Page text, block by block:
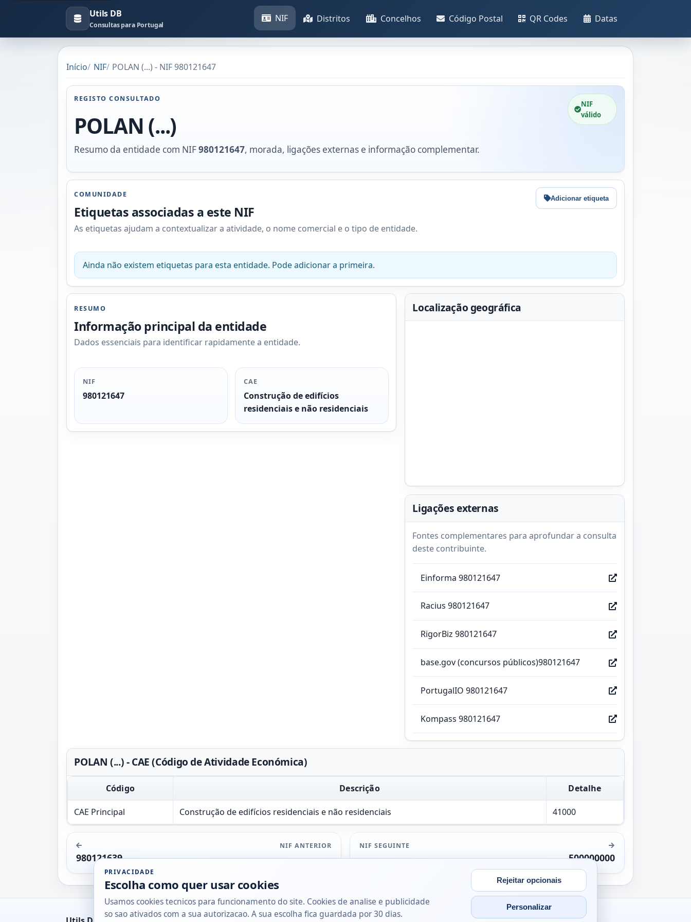
Utils DB
Consultas para Portugal
NIF Distritos Concelhos Código Postal QR Codes Datas
Início NIF POLAN (...) - NIF 980121647
REGISTO CONSULTADO
POLAN (...)
Resumo da entidade com NIF980121647, morada, ligações externas e informação complementar.
NIF
válido
COMUNIDADE
Etiquetas associadas a este NIF
As etiquetas ajudam a contextualizar a atividade, o nome comercial e o tipo de entidade.
Adicionar etiqueta
Ainda não existem etiquetas para esta entidade. Pode adicionar a primeira.
RESUMO
Informação principal da entidade
Dados essenciais para identificar rapidamente a entidade.
NIF
980121647
CAE
Construção de edifícios
residenciais e não residenciais
Localização geográfica
Ligações externas
Fontes complementares para aprofundar a consulta
deste contribuinte.
Einforma 980121647
Racius 980121647
RigorBiz 980121647
base.gov (concursos públicos)980121647
PortugalIO 980121647
Kompass 980121647
POLAN (...) - CAE (Código de Atividade Económica)
Código Descrição Detalhe
CAE Principal Construção de edifícios residenciais e não residenciais 41000
NIF ANTERIOR
980121639
NIF SEGUINTE
500000000
PRIVACIDADE
Escolha como quer usar cookies
Usamos cookies tecnicos para funcionamento do site. Cookies de analise e publicidade
so sao ativados com a sua autorizacao. A sua escolha fica guardada por 30 dias.
Rejeitar opcionais
Personalizar